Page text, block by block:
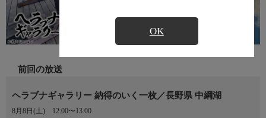
OK
前回の放送
ヘラブナギャラリー 納得のいく一枚／長野県 中綱湖
8月8日(土) 12:00〜13:00